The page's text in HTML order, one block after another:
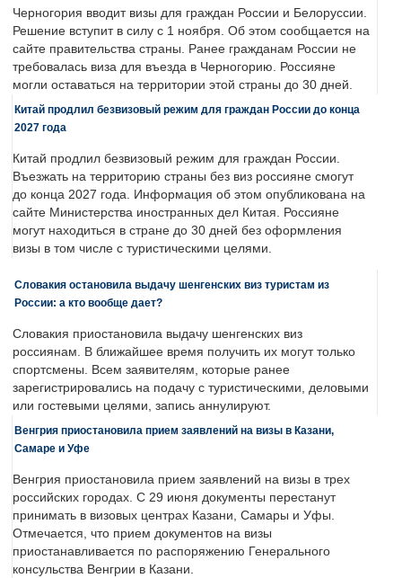
Черногория вводит визы для граждан России и Белоруссии.
Решение вступит в силу с 1 ноября. Об этом сообщается на
сайте правительства страны. Ранее гражданам России не
требовалась виза для въезда в Черногорию. Россияне
могли оставаться на территории этой страны до 30 дней.
Китай продлил безвизовый режим для граждан России до конца
2027 года
Китай продлил безвизовый режим для граждан России.
Въезжать на территорию страны без виз россияне смогут
до конца 2027 года. Информация об этом опубликована на
сайте Министерства иностранных дел Китая. Россияне
могут находиться в стране до 30 дней без оформления
визы в том числе с туристическими целями.
Словакия остановила выдачу шенгенских виз туристам из
России: а кто вообще дает?
Словакия приостановила выдачу шенгенских виз
россиянам. В ближайшее время получить их могут только
спортсмены. Всем заявителям, которые ранее
зарегистрировались на подачу с туристическими, деловыми
или гостевыми целями, запись аннулируют.
Венгрия приостановила прием заявлений на визы в Казани,
Самаре и Уфе
Венгрия приостановила прием заявлений на визы в трех
российских городах. С 29 июня документы перестанут
принимать в визовых центрах Казани, Самары и Уфы.
Отмечается, что прием документов на визы
приостанавливается по распоряжению Генерального
консульства Венгрии в Казани.